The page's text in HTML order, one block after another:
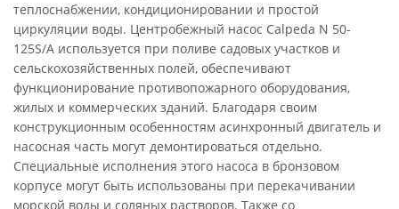
теплоснабжении, кондиционировании и простой
циркуляции воды. Центробежный насос Calpeda N 50-
125S/A используется при поливе садовых участков и
сельскохозяйственных полей, обеспечивают
функционирование противопожарного оборудования,
жилых и коммерческих зданий. Благодаря своим
конструкционным особенностям асинхронный двигатель и
насосная часть могут демонтироваться отдельно.
Специальные исполнения этого насоса в бронзовом
корпусе могут быть использованы при перекачивании
морской воды и соляных растворов. Также со